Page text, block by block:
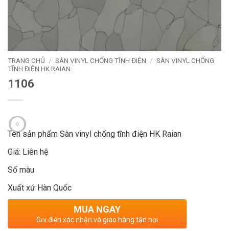
TRANG CHỦ / SÀN VINYL CHỐNG TĨNH ĐIỆN / SÀN VINYL CHỐNG
TĨNH ĐIỆN HK RAIAN
1106
Tên sản phẩm Sàn vinyl chống tĩnh điện HK Raian
Giá: Liên hệ
Số màu
Xuất xứ Hàn Quốc
MUA NGAY
Gọi điện xác nhận và giao hàng tận nơi